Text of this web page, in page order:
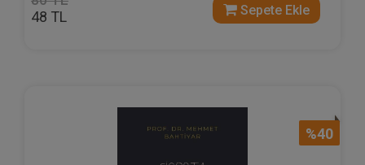
48 TL Sepete Ekle
%40